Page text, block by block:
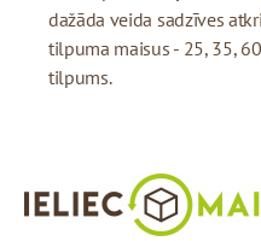
dažāda veida sadzīves
tilpuma maisus - 25, 35,
tilpums.